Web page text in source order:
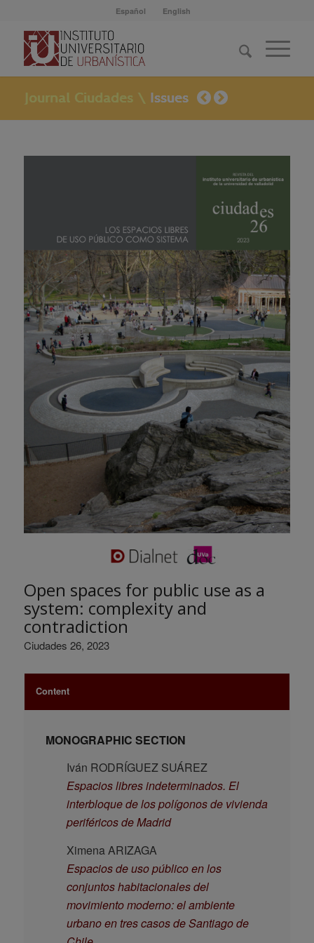
Español English
Open spaces for public use as a
system: complexity and
contradiction
Ciudades 26, 2023
Content
MONOGRAPHIC SECTION
Iván RODRÍGUEZ SUÁREZ
Espacios libres indeterminados. El
interbloque de los polígonos de vivienda
periféricos de Madrid
Ximena ARIZAGA
Espacios de uso público en los
conjuntos habitacionales del
movimiento moderno: el ambiente
urbano en tres casos de Santiago de